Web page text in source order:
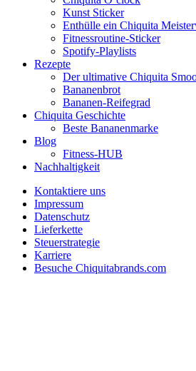
Kunst Sticker
Enthülle ein Chiquita
Fitnessroutine-Sticker
Spotify-Playlists
Rezepte
Der ultimative Chiquita
Bananenbrot
Bananen-Reifegrad
Chiquita Geschichte
Beste Bananenmarke
Blog
Fitness-HUB
Nachhaltigkeit
Kontaktiere uns
Impressum
Datenschutz
Lieferkette
Steuerstrategie
Karriere
Besuche Chiquitabrands.com